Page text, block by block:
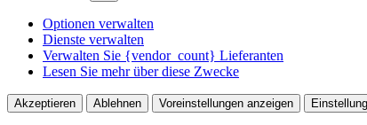
Optionen verwalten
Dienste verwalten
Verwalten Sie {vendor_count} Lieferanten
Lesen Sie mehr über diese Zwecke
Akzeptieren Ablehnen Voreinstellungen anzeigen